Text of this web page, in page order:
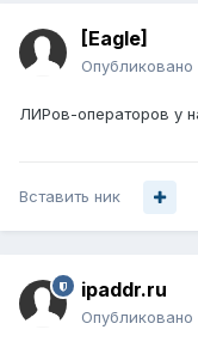
[Eagle]
Опубликовано
ЛИРов-операторов у
Вставить ник
ipaddr.ru
Опубликовано